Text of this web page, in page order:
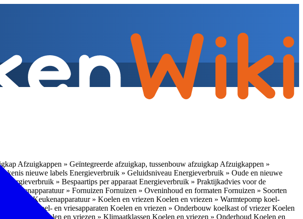
Afzuigkappen » Geïntegreerde afzuigkap, tussenbouw afzuigkap Afzuigkappen »
nieuwe labels Energieverbruik » Geluidsniveau Energieverbruik » Oude en nieuwe
Energieverbruik » Bespaartips per apparaat Energieverbruik » Praktijkadvies voor de
Keukenapparatuur » Fornuizen Fornuizen » Oveninhoud en formaten Fornuizen » Soorten
Keukenapparatuur » Koelen en vriezen Koelen en vriezen » Warmtepomp koel-
koel- en vriesapparaten Koelen en vriezen » Onderbouw koelkast of vriezerKoelen
Koelen en vriezen » Klimaatklassen Koelen en vriezen » Onderhoud Koelen en